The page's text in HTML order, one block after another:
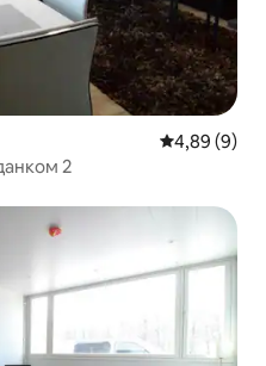
Середня
4,89 (9)
2